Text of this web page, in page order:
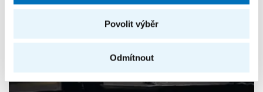
Povolit výběr
Odmítnout